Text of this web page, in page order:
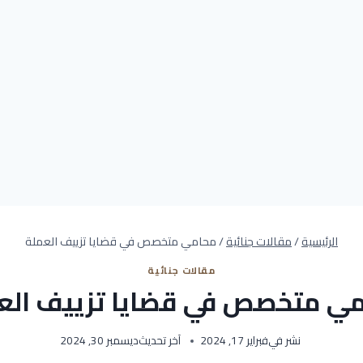
الرئيسية/مقالات جنائية/محامي متخصص في قضايا تزييف العملة
مقالات جنائية
متخصص في قضايا تزييف
نشر فيفبراير 17, 2024 آخر تحديثديسمبر 30, 2024